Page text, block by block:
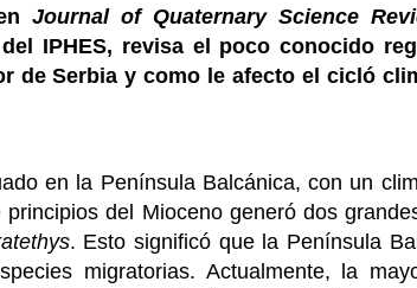
Journal of Quaternary Science
IPHES, revisa el poco conocido
de Serbia y como le afecto el cicló
en la Península Balcánica, con un
del Mioceno generó dos
. Esto significó que la Península
migratorias. Actualmente, la